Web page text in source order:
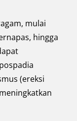
mulai
hingga
(ereksi